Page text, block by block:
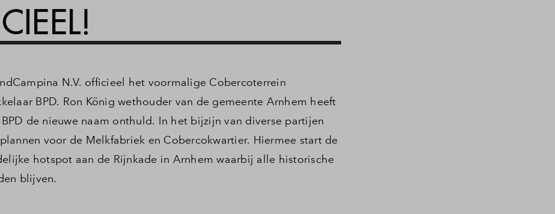
N.V. officieel het voormalige Cobercoterrein
BPD. Ron König wethouder van de gemeente Arnhem heeft
de nieuwe naam onthuld. In het bijzijn van diverse partijen
voor de Melkfabriek en Cobercokwartier. Hiermee start de
hotspot aan de Rijnkade in Arnhem waarbij alle historische
blijven.